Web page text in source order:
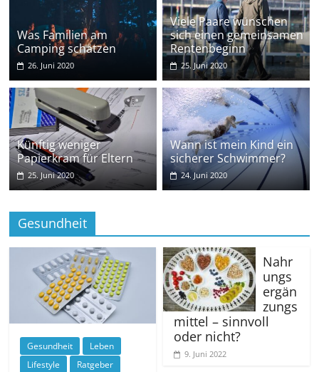
Was Familien am
Camping schätzen
26. Juni 2020
Viele Paare wünschen
sich einen gemeinsamen
Rentenbeginn
25. Juni 2020
Künftig weniger
Papierkram für Eltern
25. Juni 2020
Wann ist mein Kind ein
sicherer Schwimmer?
24. Juni 2020
Gesundheit
Gesundheit
Leben
Lifestyle
Ratgeber
Nahr
ungs
ergän
zungs
mittel – sinnvoll
oder nicht?
9. Juni 2022